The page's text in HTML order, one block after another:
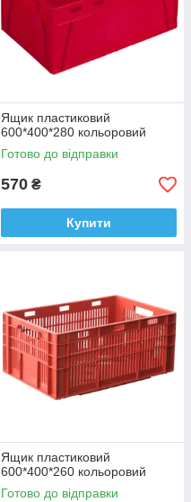
Ящик пластиковий
600*400*280 кольоровий
Готово до відправки
570 ₴
Купити
Ящик пластиковий
600*400*260 кольоровий
Готово до відправки